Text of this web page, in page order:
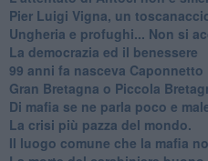
Pier Luigi Vigna, un
Ungheria e profughi... Non si
La democrazia ed il benessere
99 anni fa nasceva Caponnetto
Gran Bretagna o Piccola
Di mafia se ne parla poco e
La crisi più pazza del mondo.
Il luogo comune che la mafia